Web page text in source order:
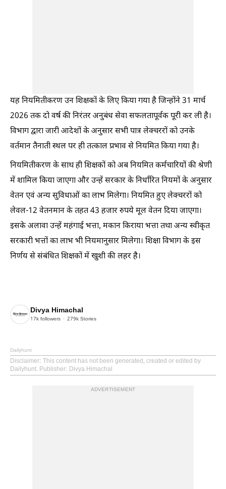
यह नियमितीकरण उन शिक्षकों के लिए किया गया है जिन्होंने 31 मार्च
2026 तक दो वर्ष की निरंतर अनुबंध सेवा सफलतापूर्वक पूरी कर ली है।
विभाग द्वारा जारी आदेशों के अनुसार सभी पात्र लेक्चररों को उनके
वर्तमान तैनाती स्थल पर ही तत्काल प्रभाव से नियमित किया गया है।
नियमितीकरण के साथ ही शिक्षकों को अब नियमित कर्मचारियों की श्रेणी
में शामिल किया जाएगा और उन्हें सरकार के निर्धारित नियमों के अनुसार
वेतन एवं अन्य सुविधाओं का लाभ मिलेगा। नियमित हुए लेक्चररों को
लेवल-12 वेतनमान के तहत 43 हजार रुपये मूल वेतन दिया जाएगा।
इसके अलावा उन्हें महंगाई भत्ता, मकान किराया भत्ता तथा अन्य स्वीकृत
सरकारी भत्तों का लाभ भी नियमानुसार मिलेगा। शिक्षा विभाग के इस
निर्णय से संबंधित शिक्षकों में खुशी की लहर है।
Divya Himachal
17k followers 279k Stories
Dailyhunt
Disclaimer: This content has not been generated, created or edited by
Dailyhunt. Publisher: Divya Himachal
ADVERTISEMENT